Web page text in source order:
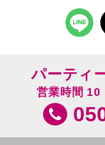
パーティ
営業時間 10